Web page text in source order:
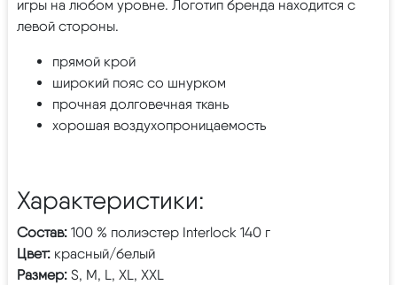
игры на любом уровне. Логотип бренда находится с
левой стороны.
прямой крой
широкий пояс со шнурком
прочная долговечная ткань
хорошая воздухопроницаемость
Характеристики:
Состав: 100 % полиэстер Interlock 140 г
Цвет: красный/белый
Размер: S, M, L, XL, XXL